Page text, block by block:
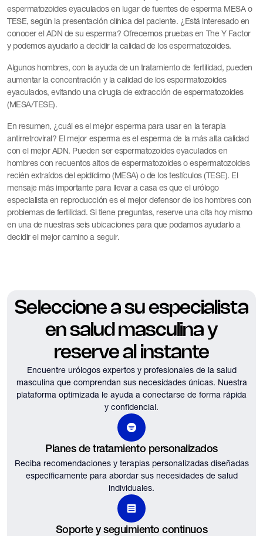
espermatozoides eyaculados en lugar de fuentes de esperma MESA o
TESE, según la presentación clínica del paciente. ¿Está interesado en
conocer el ADN de su esperma? Ofrecemos pruebas en The Y Factor
y podemos ayudarlo a decidir la calidad de los espermatozoides.
Algunos hombres, con la ayuda de un tratamiento de fertilidad, pueden
aumentar la concentración y la calidad de los espermatozoides
eyaculados, evitando una cirugía de extracción de espermatozoides
(MESA/TESE).
En resumen, ¿cuál es el mejor esperma para usar en la terapia
antirretroviral? El mejor esperma es el esperma de la más alta calidad
con el mejor ADN. Pueden ser espermatozoides eyaculados en
hombres con recuentos altos de espermatozoides o espermatozoides
recién extraídos del epidídimo (MESA) o de los testículos (TESE). El
mensaje más importante para llevar a casa es que el urólogo
especialista en reproducción es el mejor defensor de los hombres con
problemas de fertilidad. Si tiene preguntas, reserve una cita hoy mismo
en una de nuestras seis ubicaciones para que podamos ayudarlo a
decidir el mejor camino a seguir.
Seleccione a su especialista
en salud masculina y
reserve al instante
Encuentre urólogos expertos y profesionales de la salud
masculina que comprendan sus necesidades únicas. Nuestra
plataforma optimizada le ayuda a conectarse de forma rápida
y confidencial.
Planes de tratamiento personalizados
Reciba recomendaciones y terapias personalizadas diseñadas
específicamente para abordar sus necesidades de salud
individuales.
Soporte y seguimiento continuos